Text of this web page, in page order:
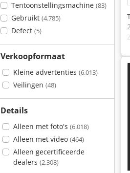
Tentoonstellingsmachine (83)
Gebruikt (4.785)
Defect (5)
Verkoopformaat
Kleine advertenties (6.013)
Veilingen (48)
Details
Alleen met foto's (6.018)
Alleen met video (464)
Alleen gecertificeerde
dealers (2.308)